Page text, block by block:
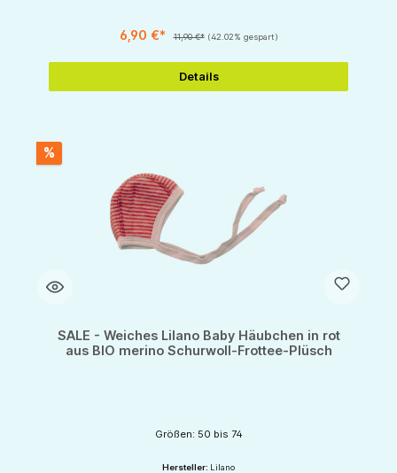
6,90 €* 11,90 €* (42.02% gespart)
Details
%
SALE - Weiches Lilano Baby Häubchen in rot
aus BIO merino Schurwoll-Frottee-Plüsch
Größen: 50 bis 74
Hersteller: Lilano